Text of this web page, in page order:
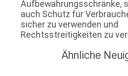
Aufbewahrungsschränke,
auch Schutz für
sicher zu verwenden und
Rechtsstreitigkeiten zu
Ähnliche